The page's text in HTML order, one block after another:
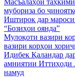
Масъалаҳои
мубориза бо
Иштирок дар
“Бозиҳои оянда”
Мулоқоти вазири
вазири корҳои
Идибек Қаландар
амниятии
намуд